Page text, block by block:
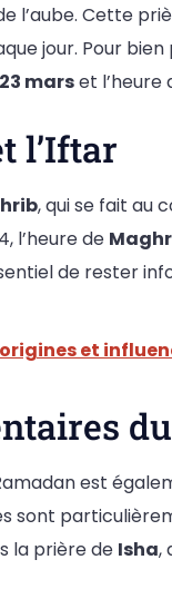
l’aube. Cette
jour. Pour
23 marset l’heure
l’Iftar
, qui se fait au
l’heure de
de rester
et
est
sont
la prière de Isha,